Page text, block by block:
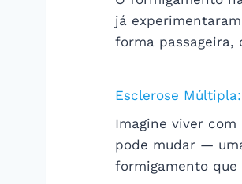
já
forma
Esclerose
Imagine viver
pode mudar —
formigamento